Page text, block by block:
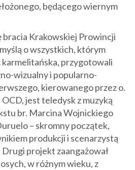
będącego wiernym
bracia Krakowskiej Prowincji
o wszystkich, którym
przygotowali
wizualny i popularno-
kierowanego przez o.
jest teledysk z muzyką
br. Marcina Wojnickiego
– skromny początek,
produkcji i scenarzystą
Drugi projekt zaangażował
w różnym wieku, z